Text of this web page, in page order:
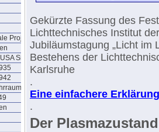
Projektion
Sicht
Gekürzte Fassung des
Lichttechnisches Institut
Jubiläumstagung „Licht im
Bestehens der
Karlsruhe
.
Eine einfachere
.
Der Plasmazustand